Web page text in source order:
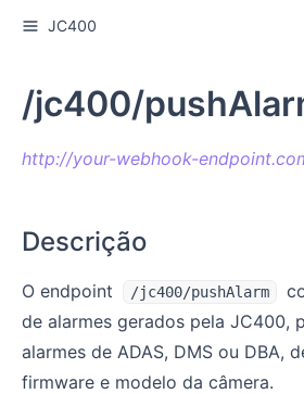
JC400
/jc400/
http://your-webhook-
Descrição
O endpoint /jc400/pushAlarm
de alarmes gerados pela JC400,
alarmes de ADAS, DMS ou DBA,
firmware e modelo da câmera.